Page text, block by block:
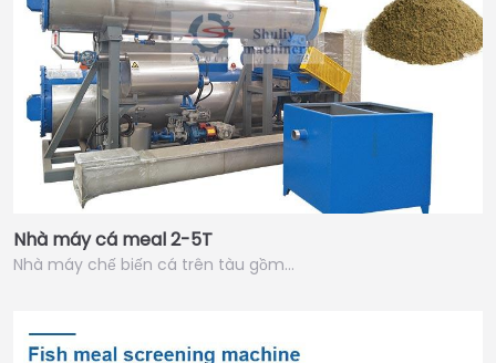
Nhà máy cá meal 2-5T
Nhà máy chế biến cá trên tàu gồm…